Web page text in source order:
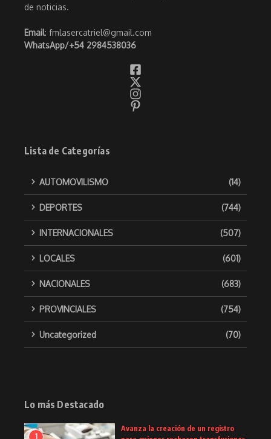
de noticias.
Email: fmlasercatriel@gmail.com
WhatsApp/+54 2984538036
Lista de Categorías
AUTOMOVILISMO (14)
DEPORTES (744)
INTERNACIONALES (507)
LOCALES (601)
NACIONALES (683)
PROVINCIALES (754)
Uncategorized (70)
Lo más Destacado
1
Avanza la creación de un registro